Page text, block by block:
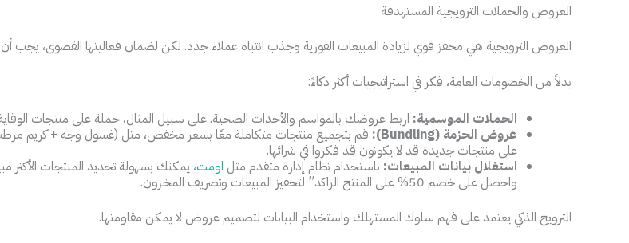
العروض والحملات الترويجية المستهدفة
العروض الترويجية هي محفز قوي لزيادة المبيعات الفورية وجذب انتباه عملاء جدد. لكن لضمان فعاليتها القصوى،
بدلاً من الخصومات العامة، فكر في استراتيجيات أكثر ذكاءً:
الحملات الموسمية: اربط عروضك بالمواسم والأحداث الصحية. على سبيل المثال، حملة على منتجات
عروض الحزمة (Bundling):
قم بتجميع منتجات متكاملة معًا بسعر مخفض، مثل (غسول وجه + كريم مرطب
على منتجات جديدة قد لا يكونون قد فكروا في شرائها.
استغلال بيانات المبيعات: باستخدام نظام إدارة متقدم مثل اومت، يمكنك بسهولة تحديد المنتجات الأكثر
واحصل على خصم 50% على المنتج الراكد” لتحفيز المبيعات وتصريف المخزون.
الترويج الذكي يعتمد على فهم سلوك المستهلك واستخدام البيانات لتصميم عروض لا يمكن مقاومتها.